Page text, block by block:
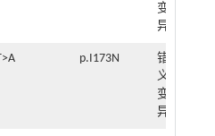
变
异
p.I173N
错
义
变
异